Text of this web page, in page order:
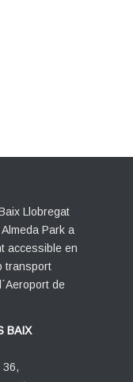
Llobregat
Park a
accessible en
transport
de
BAIX
36,